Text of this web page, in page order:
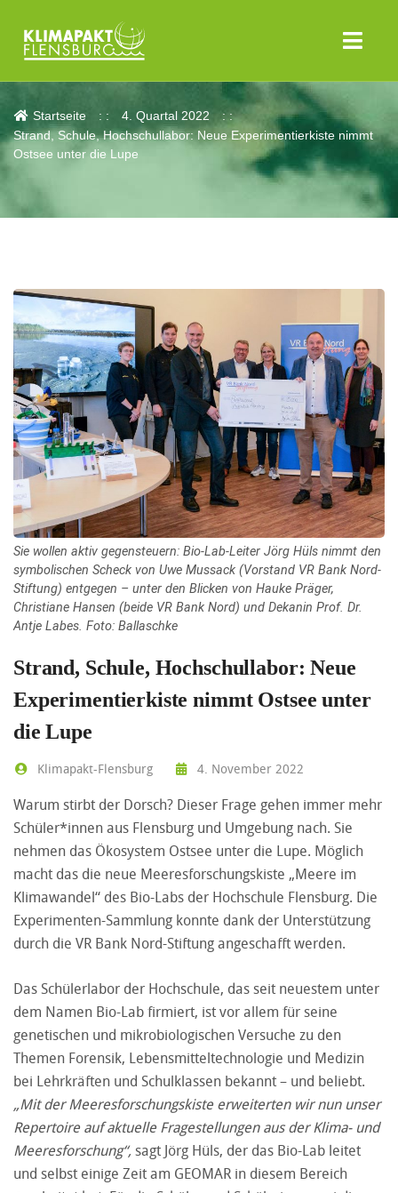
Aktuelles
Startseite
4. Quartal 2022
Strand, Schule, Hochschullabor: Neue Experimentierkiste nimmt
Ostsee unter die Lupe
Sie wollen aktiv gegensteuern: Bio-Lab-Leiter Jörg Hüls nimmt den
symbolischen Scheck von Uwe Mussack (Vorstand VR Bank Nord-
Stiftung) entgegen – unter den Blicken von Hauke Präger,
Christiane Hansen (beide VR Bank Nord) und Dekanin Prof. Dr.
Antje Labes. Foto: Ballaschke
Strand, Schule, Hochschullabor: Neue
Experimentierkiste nimmt Ostsee unter
die Lupe
Klimapakt-Flensburg 4. November 2022
Warum stirbt der Dorsch? Dieser Frage gehen immer mehr
Schüler*innen aus Flensburg und Umgebung nach. Sie
nehmen das Ökosystem Ostsee unter die Lupe. Möglich
macht das die neue Meeresforschungskiste „Meere im
Klimawandel“ des Bio-Labs der Hochschule Flensburg. Die
Experimenten-Sammlung konnte dank der Unterstützung
durch die VR Bank Nord-Stiftung angeschafft werden.
Das Schülerlabor der Hochschule, das seit neuestem unter
dem Namen Bio-Lab firmiert, ist vor allem für seine
genetischen und mikrobiologischen Versuche zu den
Themen Forensik, Lebensmitteltechnologie und Medizin
bei Lehrkräften und Schulklassen bekannt – und beliebt.
„Mit der Meeresforschungskiste erweiterten wir nun unser
Repertoire auf aktuelle Fragestellungen aus der Klima- und
Meeresforschung“,sagt Jörg Hüls, der das Bio-Lab leitet
und selbst einige Zeit am GEOMAR in diesem Bereich